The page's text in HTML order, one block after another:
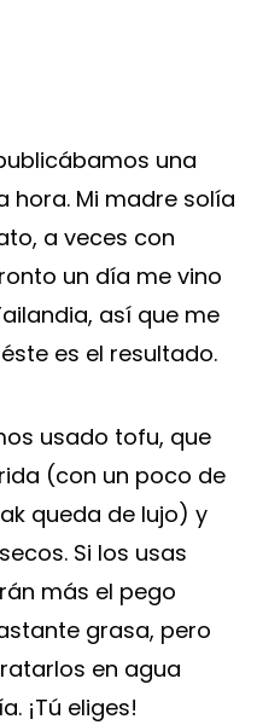
una
hora. Mi madre solía
a veces con
un día me vino
así que me
es el resultado.
usado tofu, que
(con un poco de
queda de lujo) y
Si los usas
más el pego
grasa, pero
en agua
¡Tú eliges!